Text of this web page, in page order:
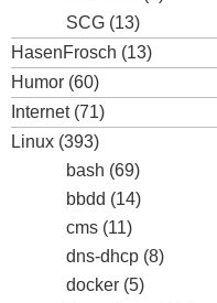
SCG (13)
HasenFrosch (13)
Humor (60)
Internet(71)
Linux (393)
bash (69)
bbdd (14)
cms (11)
dns-dhcp (8)
docker (5)